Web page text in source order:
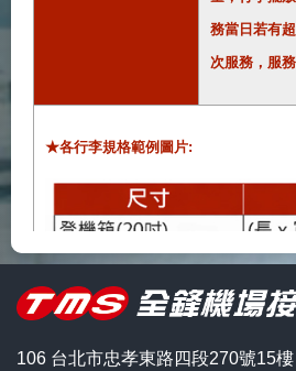
務當日若有
次服務，服
★各行李規格範例圖片:
106 台北市忠孝東路四段270號15樓